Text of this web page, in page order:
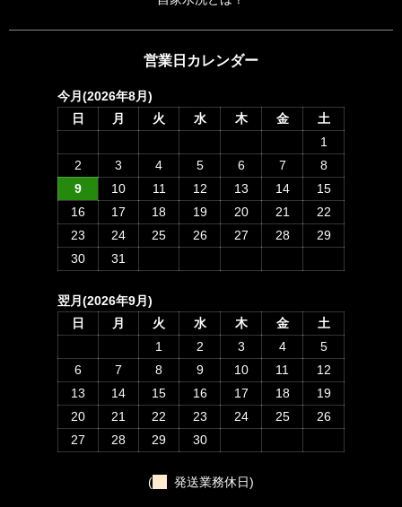
営業日カレンダー
今月(2026年8月)
日
月 火 水 木 金
土
1
2
3 4 5 6 7
8
9
10 11 12 13 14
15
16
17 18 19 20 21
22
23
24 25 26 27 28
29
30
31
翌月(2026年9月)
日
月 火 水 木 金
土
1
2 3 4
5
6
7 8 9 10 11
12
13
14 15 16 17 18
19
20
21 22 23 24 25
26
27
28 29 30
( 発送業務休日)